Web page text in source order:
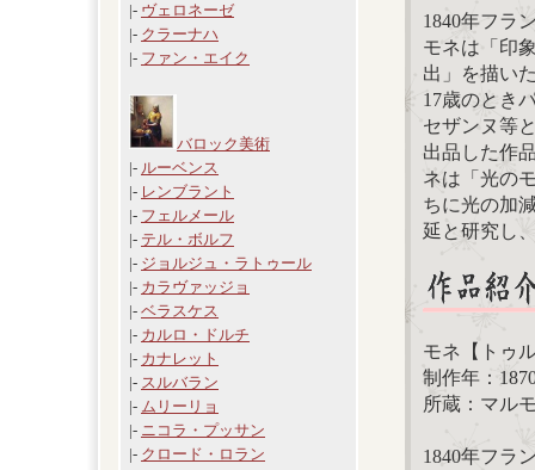
|- ヴェロネーゼ
|- クラーナハ
|- ファン・エイク
バロック美術
|- ルーベンス
|- レンブラント
|- フェルメール
|- テル・ボルフ
|- ジョルジュ・ラトゥール
|- カラヴァッジョ
|- ベラスケス
|- カルロ・ドルチ
|- カナレット
|- スルバラン
|- ムリーリョ
|- ニコラ・プッサン
|- クロード・ロラン
1840年フラ
モネは「印
出」を描い
17歳のとき
セザンヌ等
出品した作
ネは「光の
ちに光の加
延と研究し
モネ【トゥ
制作年：
所蔵：マル
1840年フラ